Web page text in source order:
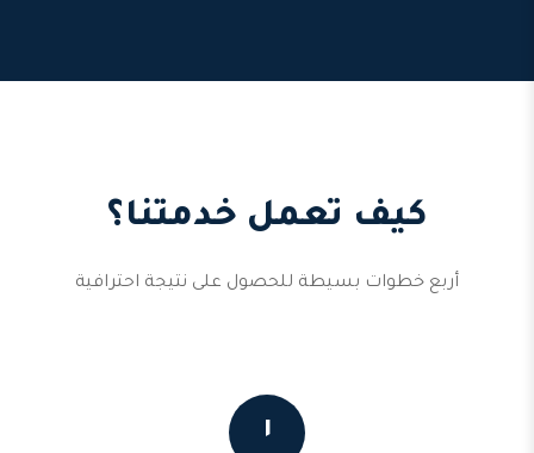
كيف تعمل خدمتنا؟
أربع خطوات بسيطة للحصول على نتيجة احترافية
١